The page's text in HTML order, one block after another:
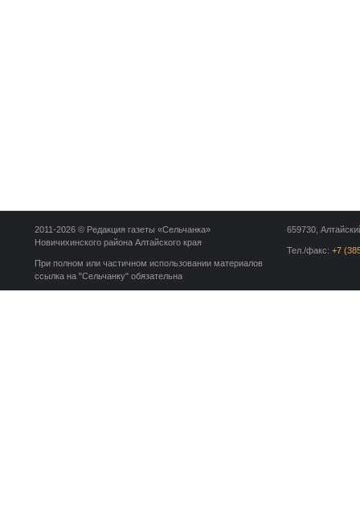
659730,
Тел./факс: +7
2011-2026 © Редакция газеты «Сельчанка»
Новичихинского района Алтайского края
При полном или частичном использовании материалов
ссылка на "Сельчанку" обязательна